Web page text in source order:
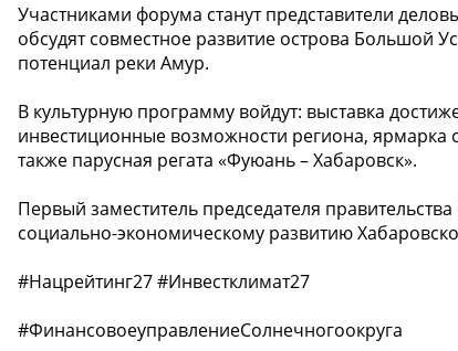
Участниками форума станут представители
обсудят совместное развитие острова Большой
потенциал реки Амур.
В культурную программу войдут: выставка
инвестиционные возможности региона, ярмарка
также парусная регата «Фуюань – Хабаровск».
Первый заместитель председателя
социально-экономическому развитию
#Нацрейтинг27 #Инвестклимат27
#ФинансовоеуправлениеСолнечногоокруга